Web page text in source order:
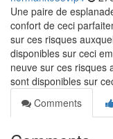
Une paire de
confort de ceci
sur ces risques
disponibles sur ceci
neuve sur ces risques
sont disponibles sur
Comments